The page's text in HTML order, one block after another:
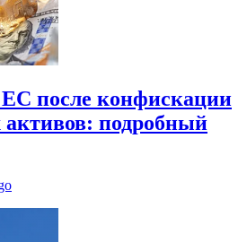
ЕС после конфискации
активов: подробный